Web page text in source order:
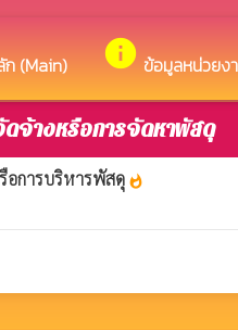
ก (Main) info ข้อมูลหน่วยง
จ้างหรือการจัดหาพัสดุ
อการบริหารพัสดุ whatshot